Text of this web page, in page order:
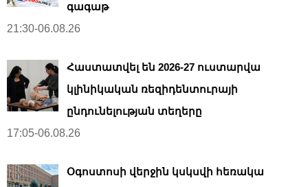
գագաթ
21:30-06.08.26
Հաստատվել են 2026-27 ուստարվա
կլինիկական ռեզիդենտուրայի
ընդունելության տեղերը
17:05-06.08.26
Օգոստոսի վերջին կսկսվի հեռակա